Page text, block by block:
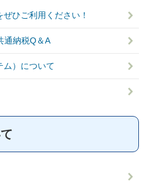
ひご利用ください！
通納税Q＆A
ム）について